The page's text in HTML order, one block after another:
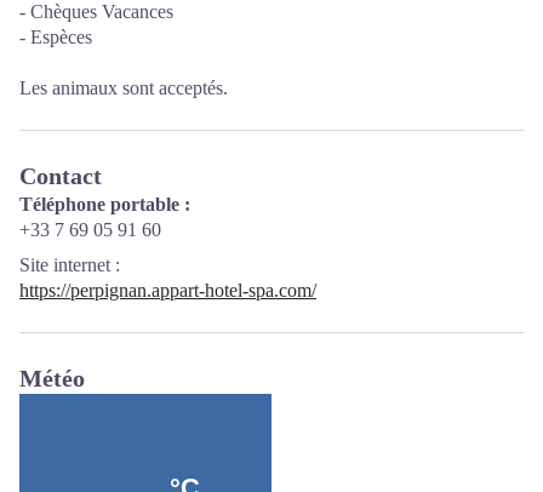
- Chèques Vacances
- Espèces
Les animaux sont acceptés.
Contact
Téléphone portable :
+33 7 69 05 91 60
Site internet :
https://perpignan.appart-hotel-spa.com/
Météo